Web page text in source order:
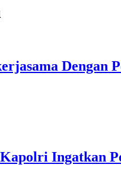
Dengan
Ingatkan